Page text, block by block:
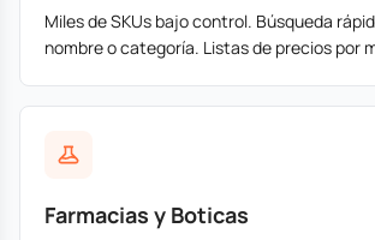
Miles de SKUs bajo control. Búsqueda
nombre o categoría. Listas de precios por
Farmacias y Boticas